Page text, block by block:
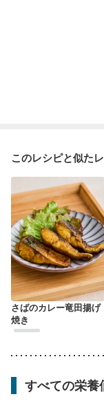
このレシピと似た
さばのカレー竜田揚げ
焼き
すべての栄養